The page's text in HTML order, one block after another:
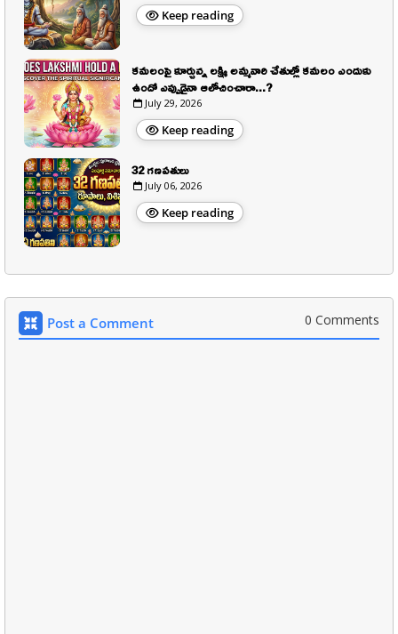
Keep reading
కమలంపై కూర్చున్న లక్ష్మి అమ్మవారి చేతుల్లో కమలం ఎందుకు
ఉందో ఎప్పుడైనా ఆలోచించారా...?
July 29, 2026
Keep reading
32 గణపతులు
July 06, 2026
Keep reading
Post a Comment 0 Comments